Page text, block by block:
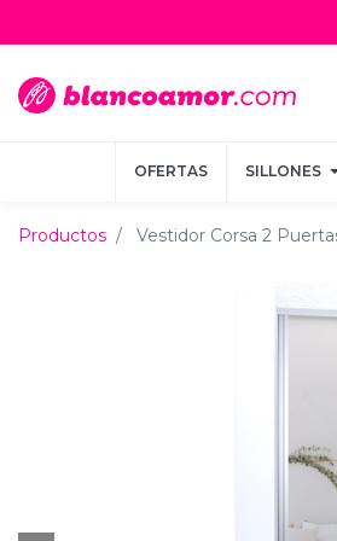
OFERTAS SILLONES
OFERTAS SILLONES
Productos Vestidor Corsa 2